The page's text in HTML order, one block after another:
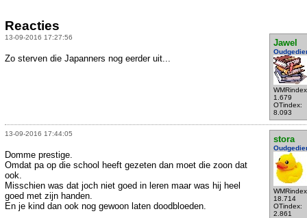
Reacties
13-09-2016 17:27:56
Jawel
1.679
OTindex:
8.093
Zo sterven die Japanners nog eerder uit...
13-09-2016 17:44:05
stora
18.714
OTindex:
2.861
Domme prestige.
Omdat pa op die school heeft gezeten dan moet die zoon dat
ook.
Misschien was dat joch niet goed in leren maar was hij heel
goed met zijn handen.
En je kind dan ook nog gewoon laten doodbloeden.